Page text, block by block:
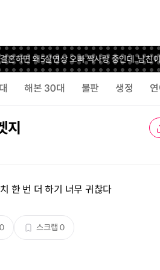
하면 왜5살연상 오빠 짝사랑 중인데..남친이
해본 30대 불판 생정
지
한 번 더 하기 너무 귀찮다
0 스크랩 0